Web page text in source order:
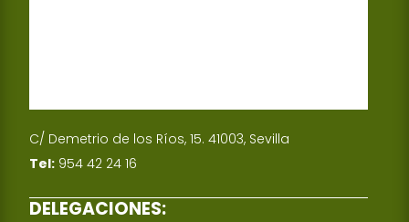
C/ Demetrio de los Ríos, 15. 41003, Sevilla
Tel: 954 42 24 16
DELEGACIONES: